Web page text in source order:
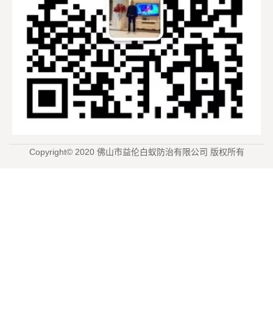
Copyright© 2020 佛山市益伦白蚁防治有限公司 版权所有